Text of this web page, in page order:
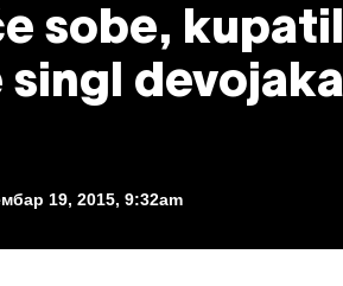
sobe,
singl devojaka
19, 2015, 9:32am